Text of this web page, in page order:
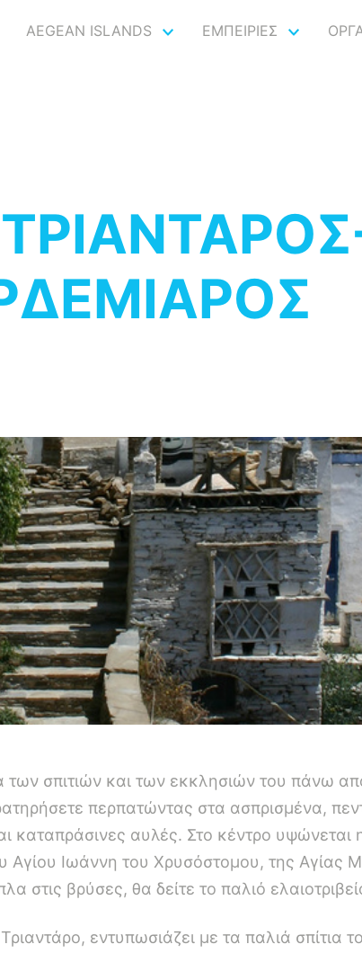
AEGEAN ISLANDS ΕΜΠΕΙΡΙΕΣ
σπιτιών και των εκκλησιών του πάνω
περπατώντας στα ασπρισμένα,
καταπράσινες αυλές. Στο κέντρο
Ιωάννη του Χρυσόστομου, της Αγίας
στις βρύσες, θα δείτε το παλιό
εντυπωσιάζει με τα παλιά σπίτια